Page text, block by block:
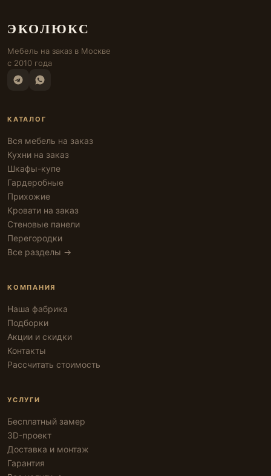
ЭКОЛЮКС
Мебель на заказ в Москве
с 2010 года
КАТАЛОГ
Вся мебель на заказ
Кухни на заказ
Шкафы-купе
Гардеробные
Прихожие
Кровати на заказ
Стеновые панели
Перегородки
Все разделы →
КОМПАНИЯ
Наша фабрика
Подборки
Акции и скидки
Контакты
Рассчитать стоимость
УСЛУГИ
Бесплатный замер
3D-проект
Доставка и монтаж
Гарантия